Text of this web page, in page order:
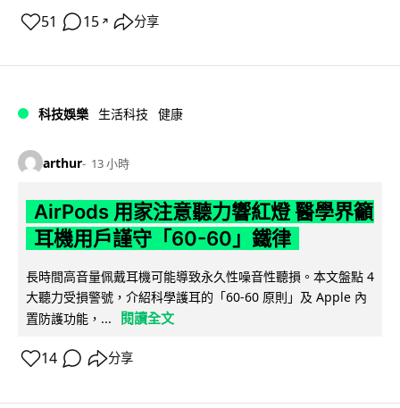
51 15 ↗ 分享
科技娛樂 生活科技 健康
arthur 13 小時
AirPods 用家注意聽力響紅燈 醫學界籲
耳機用戶謹守「60-60」鐵律
長時間高音量佩戴耳機可能導致永久性噪音性聽損。本文盤點 4
大聽力受損警號，介紹科學護耳的「60-60 原則」及 Apple 內
置防護功能，...
閱讀全文
14 分享